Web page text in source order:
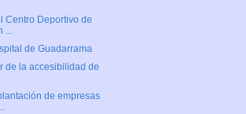
Centro Deportivo de
...
de Guadarrama
de la accesibilidad de
de empresas